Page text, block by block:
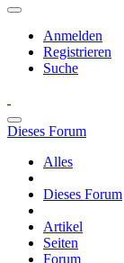
Anmelden
Registrieren
Suche
Dieses Forum
Alles
Dieses Forum
Artikel
Seiten
Forum